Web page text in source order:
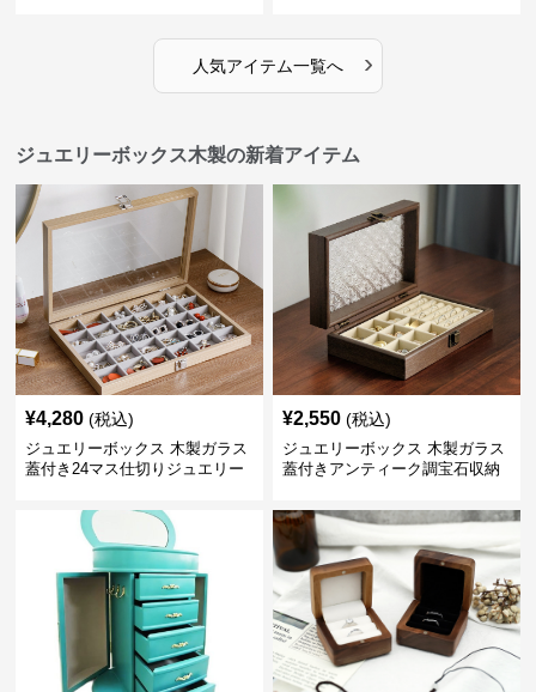
人気アイテム一覧へ ›
ジュエリーボックス木製の新着アイテム
¥4,280 (税込)
ジュエリーボックス 木製ガラス
蓋付き24マス仕切りジュエリー
¥2,550 (税込)
ジュエリーボックス 木製ガラス
蓋付きアンティーク調宝石収納